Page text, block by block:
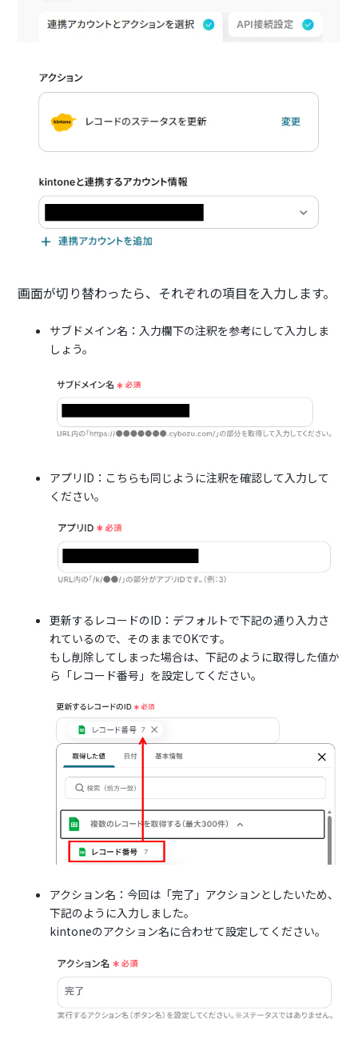
画面が切り替わったら、それぞれの項目を入力します。
サブドメイン名：入力欄下の注釈を参考にして入力しま
しょう。
アプリID：こちらも同じように注釈を確認して入力して
ください。
更新するレコードのID：デフォルトで下記の通り入力さ
れているので、そのままでOKです。
もし削除してしまった場合は、下記のように取得した値か
ら「レコード番号」を設定してください。
アクション名：今回は「完了」アクションとしたいため、
下記のように入力しました。
kintoneのアクション名に合わせて設定してください。